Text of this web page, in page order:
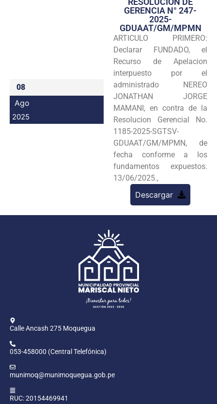
Transparencia
Seguridad
Programas
Intranet
08
Ago
2025
GERENCIA N° 247-
2025-
GDUAAT/GM/MPMN
ARTICULO PRIMERO:
Declarar FUNDADO, el
Recurso de Apelacion
interpuesto por el
administrado NEREO
JONATHAN JORGE
MAMANI, en contra de la
Resolucion Gerencial No.
1185-2025-SGTSV-
GDUAAT/GM/MPMN, de
fecha conforme a los
fundamentos expuestos.
13/06/2025.,
Descargar
Calle Ancash 275 Moquegua
053-458000 (Central Telefónica)
munimoq@munimoquegua.gob.pe
RUC: 20154469941